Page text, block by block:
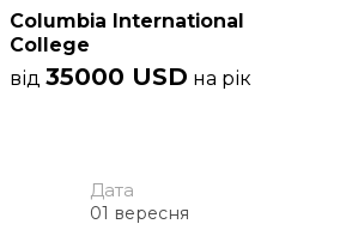
Columbia International
College
від35000 USD на рік
Дата
01 вересня